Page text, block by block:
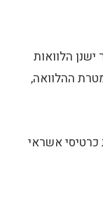
הלוואות
ההלוואה,
כרטיסי אשראי